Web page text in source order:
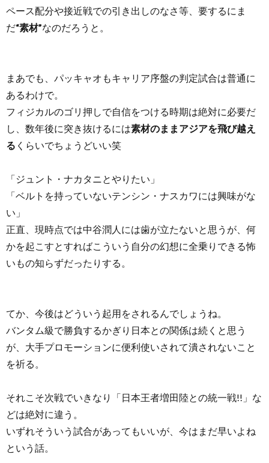
ペース配分や接近戦での引き出しのなさ等、要するにま
だ“素材”なのだろうと。
まあでも、パッキャオもキャリア序盤の判定試合は普通に
あるわけで。
フィジカルのゴリ押しで自信をつける時期は絶対に必要だ
し、数年後に突き抜けるには素材のままアジアを飛び越え
る くらいでちょうどいい笑
「ジュント・ナカタニとやりたい」
「ベルトを持っていないテンシン・ナスカワには興味がな
い」
正直、現時点では中谷潤人には歯が立たないと思うが、何
かを起こすとすればこういう自分の幻想に全乗りできる怖
いもの知らずだったりする。
てか、今後はどういう起用をされるんでしょうね。
バンタム級で勝負するかぎり日本との関係は続くと思う
が、大手プロモーションに便利使いされて潰されないこと
を祈る。
それこそ次戦でいきなり「日本王者増田陸との統一戦!!」な
どは絶対に違う。
いずれそういう試合があってもいいが、今はまだ早いよね
という話。